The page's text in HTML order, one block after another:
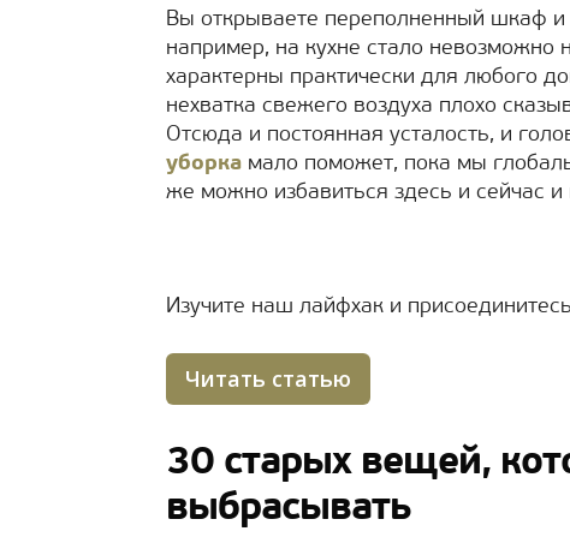
Вы открываете переполненный шкаф и
например, на кухне стало невозможно
характерны практически для любого
нехватка свежего воздуха плохо
Отсюда и постоянная усталость, и
уборка мало поможет, пока мы
же можно избавиться здесь и сейчас
Изучите наш лайфхак и
Читать статью
30 старых вещей,
выбрасывать